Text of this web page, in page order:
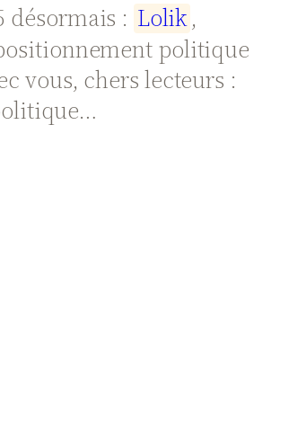
désormais : Lolik ,
politique
vous, chers lecteurs :